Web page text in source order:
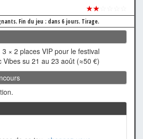
★★
Fin du jeu : dans 6 jours. Tirage.
3 × 2 places VIP pour le festival
Vibes su 21 au 23 août (≈50 €)